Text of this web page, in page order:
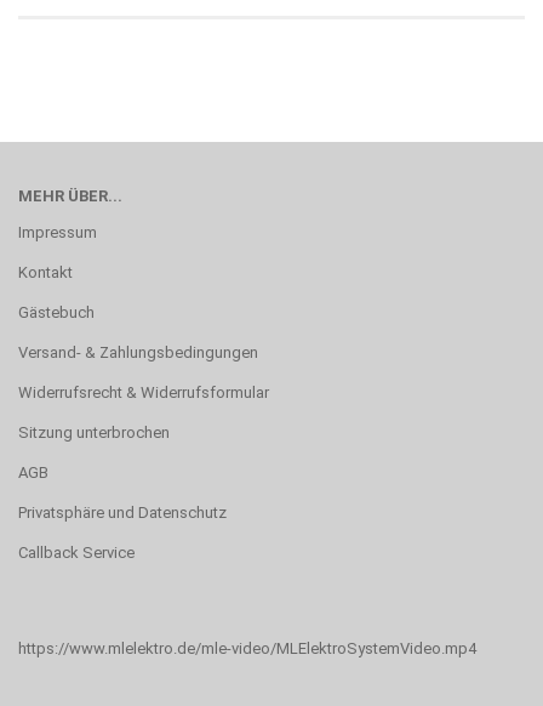
MEHR ÜBER...
Impressum
Kontakt
Gästebuch
Versand- & Zahlungsbedingungen
Widerrufsrecht & Widerrufsformular
Sitzung unterbrochen
AGB
Privatsphäre und Datenschutz
Callback Service
https://www.mlelektro.de/mle-video/MLElektroSystemVideo.mp4